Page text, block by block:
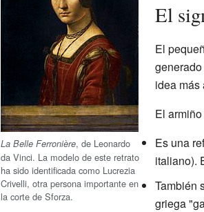
La Belle Ferronière, de Leonardo
da Vinci. La modelo de este retrato
ha sido identificada como Lucrezia
Crivelli, otra persona importante en
la corte de Sforza.
El
El
idea más
El
Es una
italiano).
También
griega